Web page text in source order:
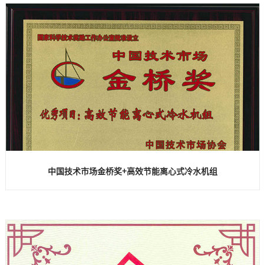
中国技术市场金桥奖+高效节能离心式冷水机组